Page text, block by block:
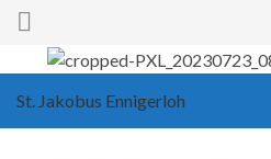
Search for:
St. Jakobus Ennigerloh